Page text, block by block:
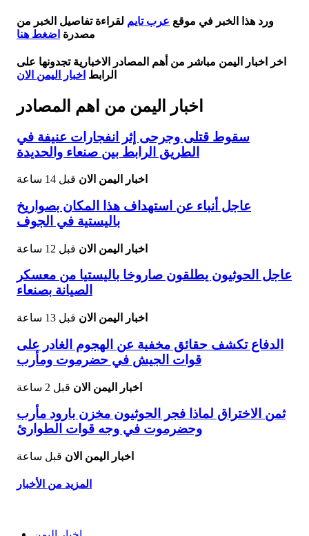
ورد هذا الخبر في موقع عرب تايم لقراءة تفاصيل الخبر من
مصدرة اضغط هنا
اخر اخبار اليمن مباشر من أهم المصادر الاخبارية تجدونها على
الرابط اخبار اليمن الان
اخبار اليمن من اهم المصادر
سقوط قتلى وجرحى إثر انفجارات عنيفة في
الطريق الرابط بين صنعاء والحديدة
اخبار اليمن الان قبل 14 ساعة
عاجل أنباء عن استهداف هذا المكان بصواريخ
باليستية في الجوف
اخبار اليمن الان قبل 12 ساعة
عاجل الحوثيون يطلقون صاروخا باليستيا من معسكر
الصيانة بصنعاء
اخبار اليمن الان قبل 13 ساعة
الدفاع تكشف حقائق مخفية عن الهجوم الغادر على
قوات الجيش في حضرموت ومأرب
اخبار اليمن الان قبل 2 ساعة
ثمن الاختراق لماذا فجر الحوثيون مخزن بارود مأرب
وحضرموت في وجه قوات الطوارئ
اخبار اليمن الان قبل ساعة
المزيد من الأخبار